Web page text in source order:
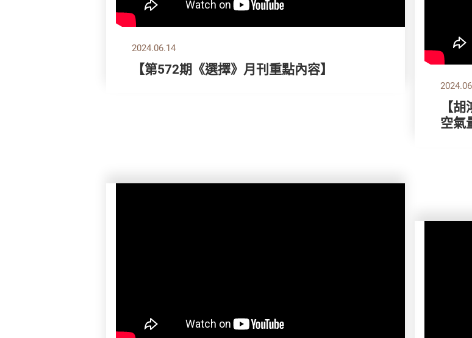
2024.06.14
【第572期《選擇》月刊重點內容】
【
空氣